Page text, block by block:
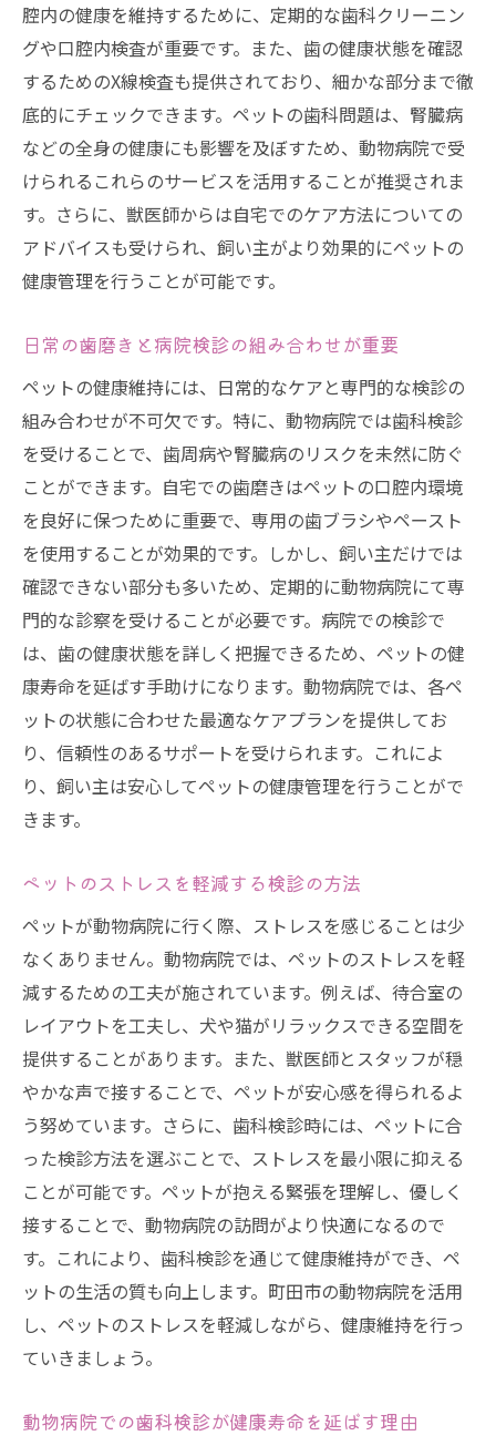
腔内の健康を維持するために、定期的な歯科クリーニン
グや口腔内検査が重要です。また、歯の健康状態を確認
するためのX線検査も提供されており、細かな部分まで徹
底的にチェックできます。ペットの歯科問題は、腎臓病
などの全身の健康にも影響を及ぼすため、動物病院で受
けられるこれらのサービスを活用することが推奨されま
す。さらに、獣医師からは自宅でのケア方法についての
アドバイスも受けられ、飼い主がより効果的にペットの
健康管理を行うことが可能です。
日常の歯磨きと病院検診の組み合わせが重要
ペットの健康維持には、日常的なケアと専門的な検診の
組み合わせが不可欠です。特に、動物病院では歯科検診
を受けることで、歯周病や腎臓病のリスクを未然に防ぐ
ことができます。自宅での歯磨きはペットの口腔内環境
を良好に保つために重要で、専用の歯ブラシやペースト
を使用することが効果的です。しかし、飼い主だけでは
確認できない部分も多いため、定期的に動物病院にて専
門的な診察を受けることが必要です。病院での検診で
は、歯の健康状態を詳しく把握できるため、ペットの健
康寿命を延ばす手助けになります。動物病院では、各ペ
ットの状態に合わせた最適なケアプランを提供してお
り、信頼性のあるサポートを受けられます。これによ
り、飼い主は安心してペットの健康管理を行うことがで
きます。
ペットのストレスを軽減する検診の方法
ペットが動物病院に行く際、ストレスを感じることは少
なくありません。動物病院では、ペットのストレスを軽
減するための工夫が施されています。例えば、待合室の
レイアウトを工夫し、犬や猫がリラックスできる空間を
提供することがあります。また、獣医師とスタッフが穏
やかな声で接することで、ペットが安心感を得られるよ
う努めています。さらに、歯科検診時には、ペットに合
った検診方法を選ぶことで、ストレスを最小限に抑える
ことが可能です。ペットが抱える緊張を理解し、優しく
接することで、動物病院の訪問がより快適になるので
す。これにより、歯科検診を通じて健康維持ができ、ペ
ットの生活の質も向上します。町田市の動物病院を活用
し、ペットのストレスを軽減しながら、健康維持を行っ
ていきましょう。
動物病院での歯科検診が健康寿命を延ばす理由